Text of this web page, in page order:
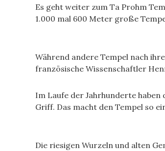
Es geht weiter zum Ta Prohm
1.000 mal 600 Meter große
Während andere Tempel nach
französische Wissenschaftler
Im Laufe der Jahrhunderte
Griff. Das macht den Tempel so
Die riesigen Wurzeln und alten